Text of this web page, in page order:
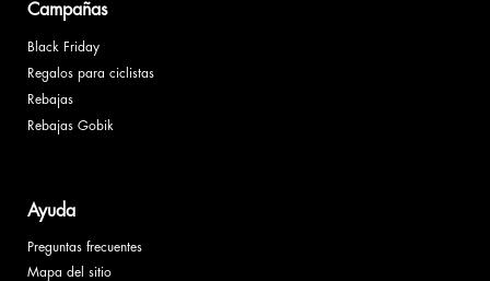
Campañas
Black Friday
Regalos para ciclistas
Rebajas
Rebajas Gobik
Ayuda
Preguntas frecuentes
Mapa del sitio